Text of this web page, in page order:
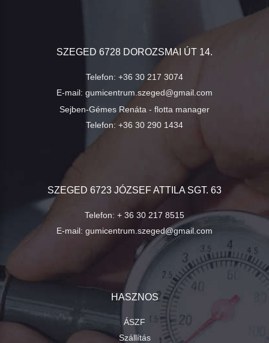
SZEGED 6728 DOROZSMAI ÚT 14.
Telefon: +36 30 217 3074
E-mail: gumicentrum.szeged@gmail.com
Sejben-Gémes Renáta - flotta manager
Telefon: +36 30 290 1434
SZEGED 6723 JÓZSEF ATTILA SGT. 63
Telefon: + 36 30 217 8515
E-mail: gumicentrum.szeged@gmail.com
HASZNOS
ÁSZF
Szállítás